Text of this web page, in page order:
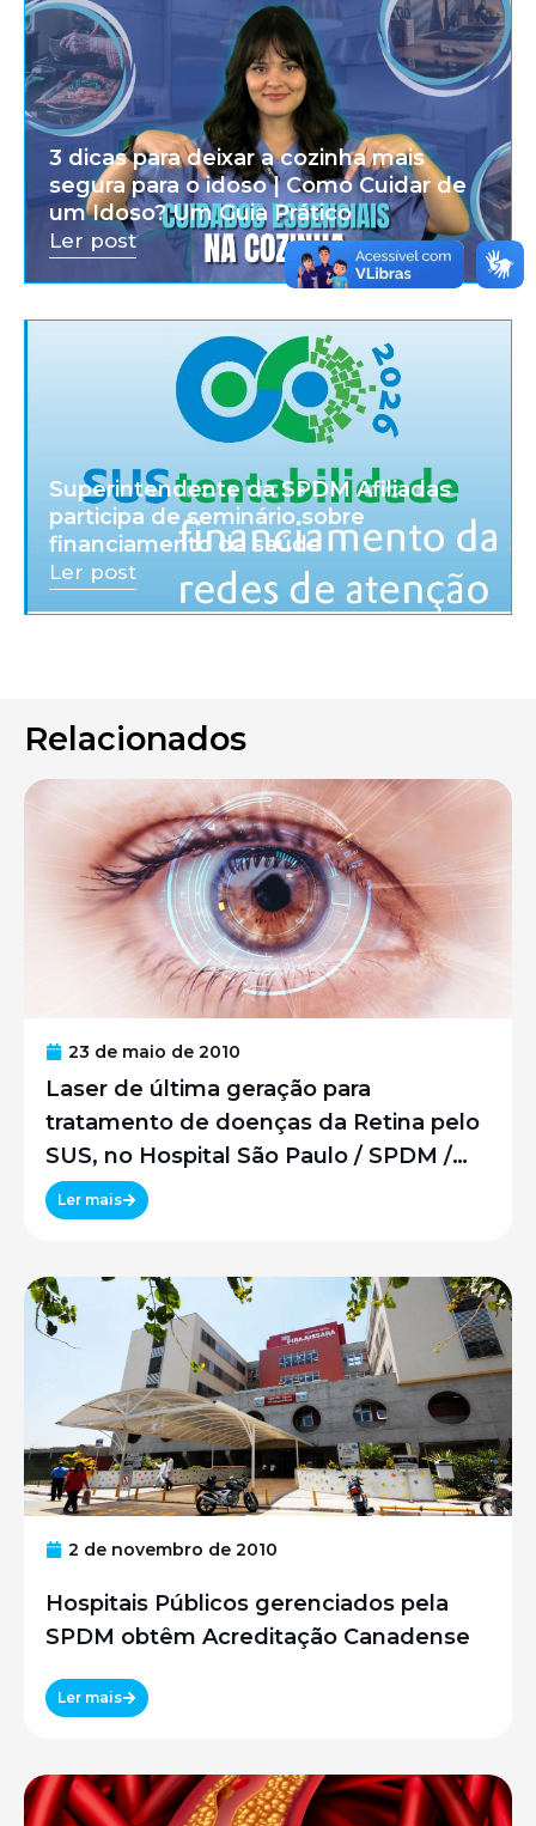
3 dicas para deixar a cozinha mais
segura para o idoso | Como Cuidar de
um Idoso? Um Guia Prático
Ler post
Superintendente da SPDM Afiliadas
participa de seminário sobre
financiamento da saúde
Ler post
Relacionados
23 de maio de 2010
Laser de última geração para
tratamento de doenças da Retina pelo
SUS, no Hospital São Paulo / SPDM /
UNIFESP
Ler mais
2 de novembro de 2010
Hospitais Públicos gerenciados pela
SPDM obtêm Acreditação Canadense
Ler mais